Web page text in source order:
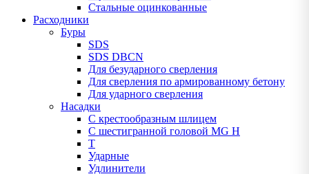
Стальные оцинкованные
Расходники
Буры
SDS
SDS DBCN
Для безударного сверления
Для сверления по армированному бетону
Для ударного сверления
Насадки
С крестообразным шлицем
С шестигранной головой MG H
T
Ударные
Удлинители